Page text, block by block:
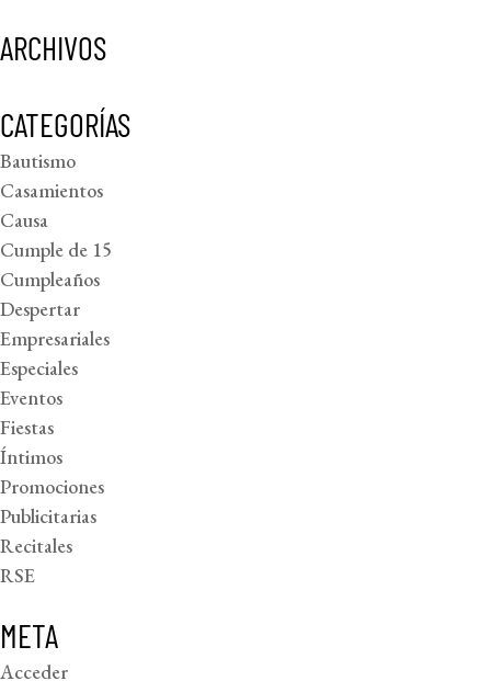
ARCHIVOS
CATEGORÍAS
Bautismo
Casamientos
Causa
Cumple de 15
Cumpleaños
Despertar
Empresariales
Especiales
Eventos
Fiestas
Íntimos
Promociones
Publicitarias
Recitales
RSE
META
Acceder